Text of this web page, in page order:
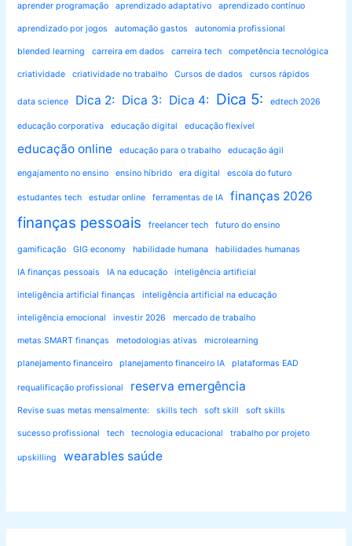
aprender programação aprendizado adaptativo aprendizado contínuo
aprendizado por jogos automação gastos autonomia profissional
blended learning carreira em dados carreira tech competência tecnológica
criatividade criatividade no trabalho Cursos de dados cursos rápidos
data science Dica 2: Dica 3: Dica 4: Dica 5: edtech 2026
educação corporativa educação digital educação flexível
educação online educação para o trabalho educação ágil
engajamento no ensino ensino híbrido era digital escola do futuro
estudantes tech estudar online ferramentas de IA finanças 2026
finanças pessoais freelancer tech futuro do ensino
gamificação GIG economy habilidade humana habilidades humanas
IA finanças pessoais IA na educação inteligência artificial
inteligência artificial finanças inteligência artificial na educação
inteligência emocional investir 2026 mercado de trabalho
metas SMART finanças metodologias ativas microlearning
planejamento financeiro planejamento financeiro IA plataformas EAD
requalificação profissional reserva emergência
Revise suas metas mensalmente: skills tech soft skill soft skills
sucesso profissional tech tecnologia educacional trabalho por projeto
upskilling wearables saúde